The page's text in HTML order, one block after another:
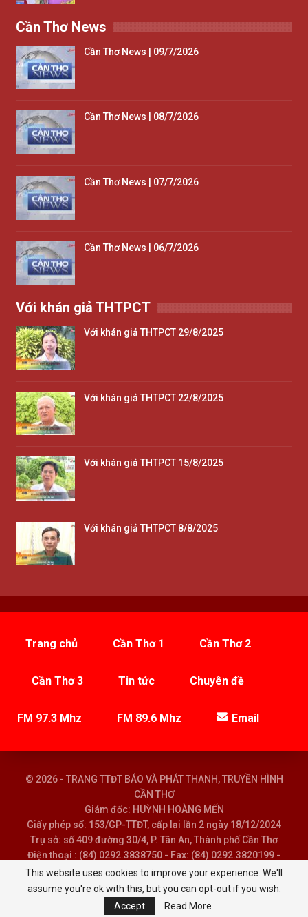
Cần Thơ News
Cần Thơ News | 09/7/2026
Cần Thơ News | 08/7/2026
Cần Thơ News | 07/7/2026
Cần Thơ News | 06/7/2026
Với khán giả THTPCT
Với khán giả THTPCT 29/8/2025
Với khán giả THTPCT 22/8/2025
Với khán giả THTPCT 15/8/2025
Với khán giả THTPCT 8/8/2025
Trang chủ Cần Thơ 1 Cần Thơ 2
Cần Thơ 3 Tin tức Chuyên đề
FM 97.3 Mhz FM 89.6 Mhz Email
© 2026 - TRANG TTĐT BÁO VÀ PHÁT THANH, TRUYỀN HÌNH
CẦN THƠ
Giám đốc: HUỲNH HOÀNG MẾN
Giấy phép số: 153/GP-TTĐT, cấp lại lần 2 ngày 18/12/2024
Trụ sở: số 409 đường 30/4, P. Tân An, Thành phố Cần Thơ
Điện thoại : (84) 0292.3838750 - Fax: (84) 0292.3820199 -
Email : baoptth@cantho.gov.vn
This website uses cookies to improve your experience. We'll
assume you're ok with this, but you can opt-out if you wish.
Accept
Read More